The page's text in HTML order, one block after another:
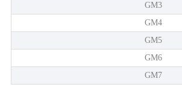
GM3
GM4
GM5
GM6
GM7